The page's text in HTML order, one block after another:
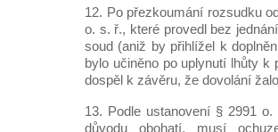
12. Po přezkoumání rozsudku
o. s. ř., které provedl bez
soud (aniž by přihlížel k
bylo učiněno po uplynutí lhůty
dospěl k závěru, že dovolání
13. Podle ustanovení § 2991
důvodu obohatí, musí